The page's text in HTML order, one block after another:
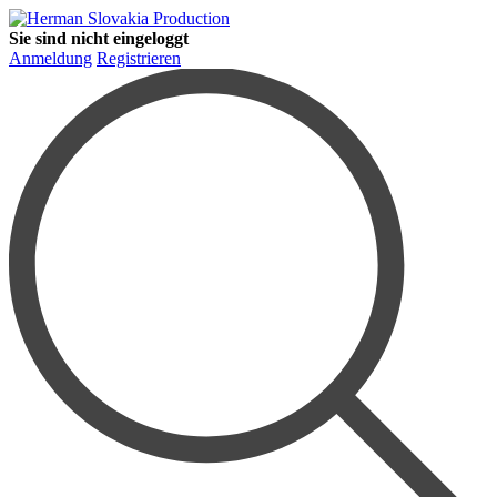
Sie sind nicht eingeloggt
Anmeldung Registrieren